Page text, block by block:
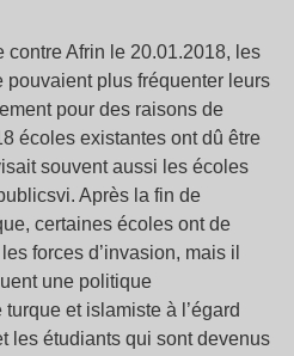
contre Afrin le 20.01.2018, les
pouvaient plus fréquenter leurs
pour des raisons de
écoles existantes ont dû être
souvent aussi les écoles
Après la fin de
certaines écoles ont de
forces d’invasion, mais il
une politique
et islamiste à l’égard
les étudiants qui sont devenus